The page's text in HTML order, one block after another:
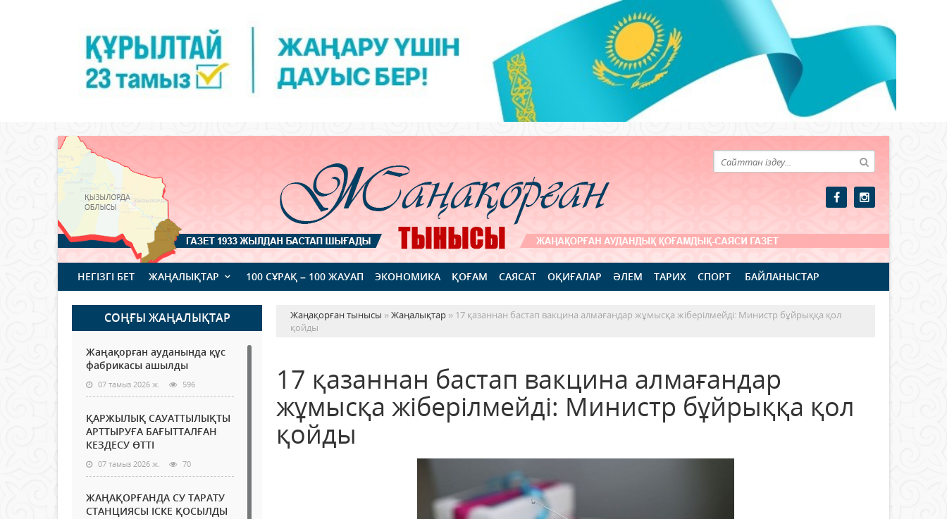
НЕГІЗГІ БЕТ ЖАҢАЛЫҚТАР 100 СҰРАҚ – 100 ЖАУАП ЭКОНОМИКА ҚОҒАМ САЯСАТ ОҚИҒАЛАР ӘЛЕМ ТАРИХ СПОРТ БАЙЛАНЫСТАР
СОҢҒЫ ЖАҢАЛЫҚТАР
Жаңақорған ауданында құс
фабрикасы ашылды
07 тамыз 2026 ж. 596
ҚАРЖЫЛЫҚ САУАТТЫЛЫҚТЫ
АРТТЫРУҒА БАҒЫТТАЛҒАН
КЕЗДЕСУ ӨТТІ
07 тамыз 2026 ж. 70
ЖАҢАҚОРҒАНДА СУ ТАРАТУ
СТАНЦИЯСЫ ІСКЕ ҚОСЫЛДЫ
Жаңақорған тынысы »Жаңалықтар » 17 қазаннан бастап вакцина алмағандар жұмысқа жіберілмейді: Министр бұйрыққа қол
қойды
17 қазаннан бастап вакцина алмағандар
жұмысқа жіберілмейді: Министр бұйрыққа қол
қойды